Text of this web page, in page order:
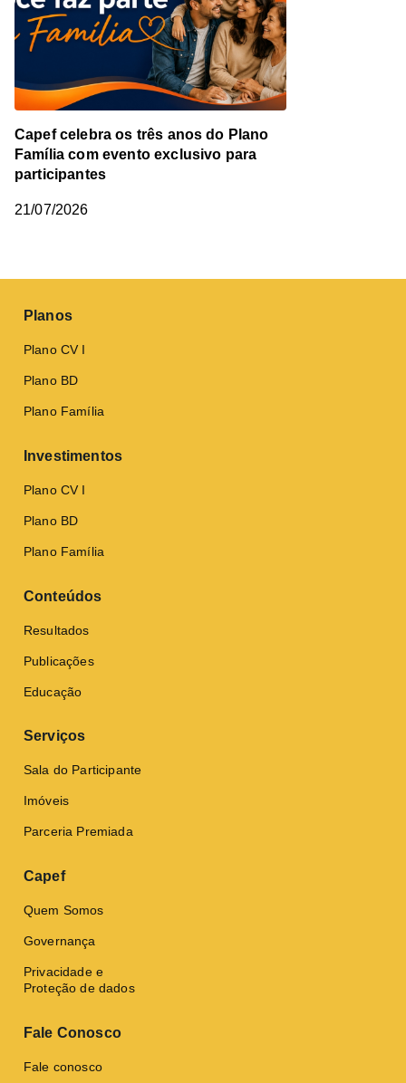
Capef celebra os três anos do Plano
Família com evento exclusivo para
participantes
21/07/2026
Planos
Plano CV I
Plano BD
Plano Família
Investimentos
Plano CV I
Plano BD
Plano Família
Conteúdos
Resultados
Publicações
Educação
Serviços
Sala do Participante
Imóveis
Parceria Premiada
Capef
Quem Somos
Governança
Privacidade e
Proteção de dados
Fale Conosco
Fale conosco